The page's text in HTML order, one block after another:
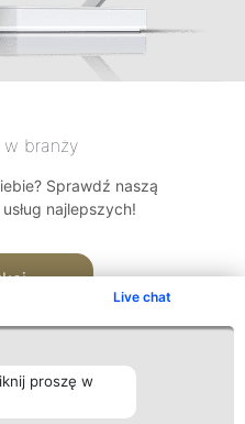
Live chat
proszę w
w branży
Sprawdź naszą
najlepszych!